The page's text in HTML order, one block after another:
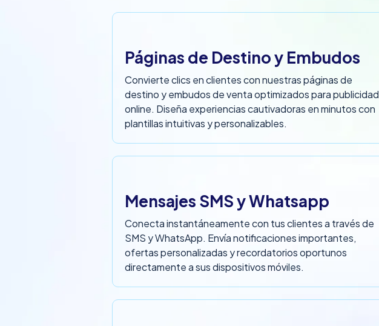
Páginas de Destino y Embudos
Convierte clics en clientes con nuestras páginas de
destino y embudos de venta optimizados para publicidad
online. Diseña experiencias cautivadoras en minutos con
plantillas intuitivas y personalizables.
Mensajes SMS y Whatsapp
Conecta instantáneamente con tus clientes a través de
SMS y WhatsApp. Envía notificaciones importantes,
ofertas personalizadas y recordatorios oportunos
directamente a sus dispositivos móviles.